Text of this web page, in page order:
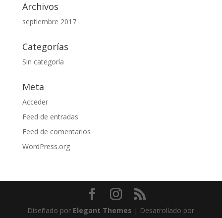
Archivos
septiembre 2017
Categorías
Sin categoría
Meta
Acceder
Feed de entradas
Feed de comentarios
WordPress.org
Diseñado por Elegant Themes | Desarrollado por